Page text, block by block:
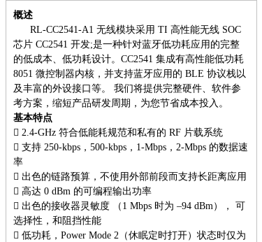
概述
RL-CC2541-A1 无线模块采用 TI 高性能无线 SOC
芯片 CC2541 开发;是一种针对蓝牙低功耗应用的完整
的低成本、低功耗设计。CC2541 集成有高性能低功耗
8051 微控制器内核，并支持蓝牙应用的 BLE 协议栈以
及丰富的外设接口等。 我们将提供完整硬件、软件参
考方案，缩短产品研发周期，为您节省成本投入。
基本特点
 2.4-GHz 符合低能耗规范和私有的 RF 片载系统
 支持 250-kbps，500-kbps，1-Mbps，2-Mbps 的数据速
率
 出色的链路预算，不使用外部前段而支持长距离应用
 高达 0 dBm 的可编程输出功率
 出色的接收器灵敏度 （1 Mbps 时为 –94 dBm）， 可
选择性，和阻挡性能
 低功耗，Power Mode 2（休眠定时打开）状态时仅为